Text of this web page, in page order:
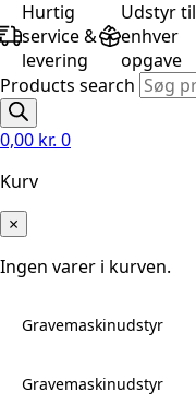
Hurtig
service &
levering
Udstyr til
enhver
opgave
Products search
0,00 kr. 0
Kurv
×
Ingen varer i kurven.
Gravemaskinudstyr
Gravemaskinudstyr